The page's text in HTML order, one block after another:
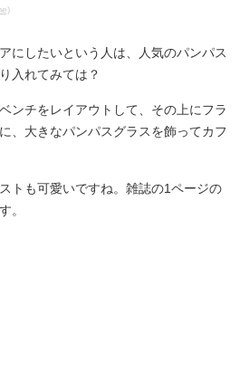
にしたいという人は、人気のパンパス
入れてみては？
ンチをレイアウトして、その上にフラ
、大きなパンパスグラスを飾ってカフ
トも可愛いですね。雑誌の1ページの
。